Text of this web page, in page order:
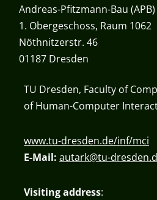
Andreas-Pfitzmann-Bau (APB)
1. Obergeschoss, Raum 1062
Nöthnitzerstr. 46
01187 Dresden
TU Dresden, Faculty of
of Human-Computer
www.tu-dresden.de/inf/mci
E-Mail:autark@tu-
Visiting address: